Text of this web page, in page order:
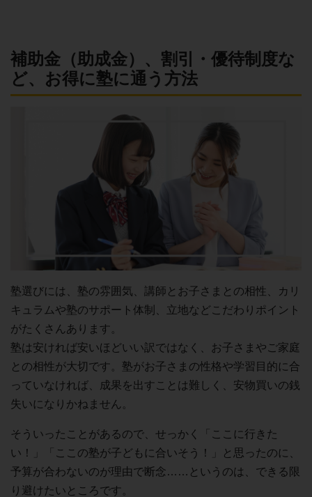
補助金（助成金）、割引・優待制度な
ど、お得に塾に通う方法
塾選びには、塾の雰囲気、講師とお子さまとの相性、カリ
キュラムや塾のサポート体制、立地などこだわりポイント
がたくさんあります。
塾は安ければ安いほどいい訳ではなく、お子さまやご家庭
との相性が大切です。塾がお子さまの性格や学習目的に合
っていなければ、成果を出すことは難しく、安物買いの銭
失いになりかねません。
そういったことがあるので、せっかく「ここに行きた
い！」「ここの塾が子どもに合いそう！」と思ったのに、
予算が合わないのが理由で断念……というのは、できる限
り避けたいところです。